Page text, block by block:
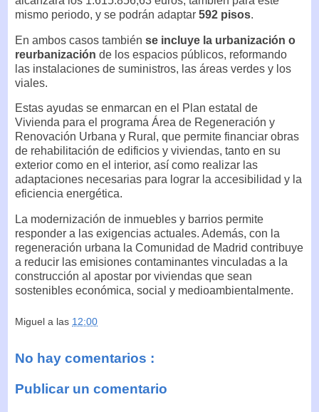
mismo periodo, y se podrán adaptar 592 pisos.
En ambos casos también se incluye la urbanización o
reurbanización de los espacios públicos, reformando
las instalaciones de suministros, las áreas verdes y los
viales.
Estas ayudas se enmarcan en el Plan estatal de
Vivienda para el programa Área de Regeneración y
Renovación Urbana y Rural, que permite financiar obras
de rehabilitación de edificios y viviendas, tanto en su
exterior como en el interior, así como realizar las
adaptaciones necesarias para lograr la accesibilidad y la
eficiencia energética.
La modernización de inmuebles y barrios permite
responder a las exigencias actuales. Además, con la
regeneración urbana la Comunidad de Madrid contribuye
a reducir las emisiones contaminantes vinculadas a la
construcción al apostar por viviendas que sean
sostenibles económica, social y medioambientalmente.
Miguel a las 12:00
No hay comentarios :
Publicar un comentario